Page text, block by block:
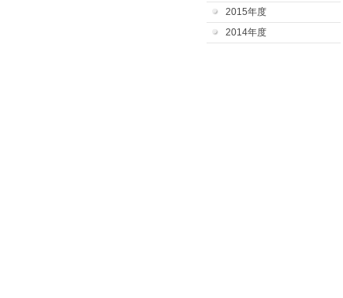
2015年度
2014年度